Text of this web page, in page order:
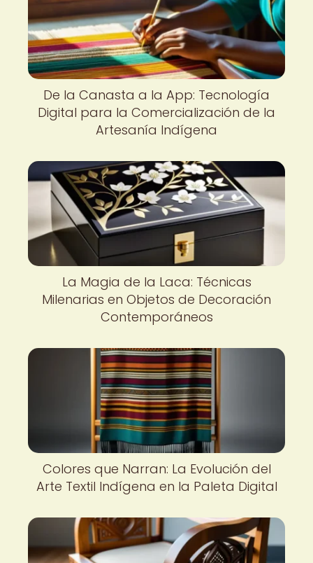
De la Canasta a la App: Tecnología
Digital para la Comercialización de la
Artesanía Indígena
La Magia de la Laca: Técnicas
Milenarias en Objetos de Decoración
Contemporáneos
Colores que Narran: La Evolución del
Arte Textil Indígena en la Paleta Digital